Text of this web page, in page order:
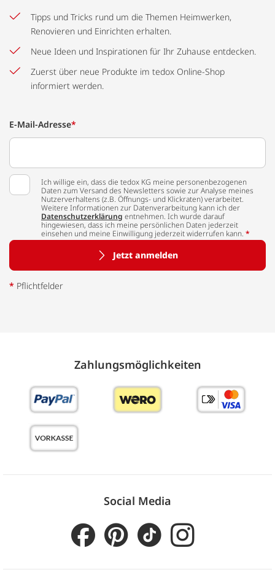
Tipps und Tricks rund um die Themen Heimwerken,
Renovieren und Einrichten erhalten.
Neue Ideen und Inspirationen für Ihr Zuhause entdecken.
Zuerst über neue Produkte im tedox Online-Shop
informiert werden.
E-Mail-Adresse*
Ich willige ein, dass die tedox KG meine personenbezogenen
Daten zum Versand des Newsletters sowie zur Analyse meines
Nutzerverhaltens (z.B. Öffnungs- und Klickraten) verarbeitet.
Weitere Informationen zur Datenverarbeitung kann ich der
Datenschutzerklärung entnehmen. Ich wurde darauf
hingewiesen, dass ich meine persönlichen Daten jederzeit
einsehen und meine Einwilligung jederzeit widerrufen kann. *
Jetzt anmelden
* Pflichtfelder
Zahlungs­möglich­keiten
Social Media